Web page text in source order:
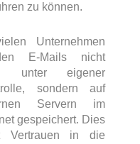
zu können.
Unternehmen
E-Mails nicht
unter eigener
sondern auf
Servern im
gespeichert. Dies
Vertrauen in die